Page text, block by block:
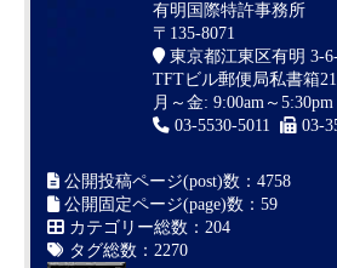
有明国際特許事務所
〒135-8071
東京都江東区有明 3-
TFTビル郵便局私書箱
月～金: 9:00am～5:30pm
03-5530-5011
03-
公開投稿ページ(post)数：4758
公開固定ページ(page)数：59
カテゴリー総数：204
タグ総数：2270